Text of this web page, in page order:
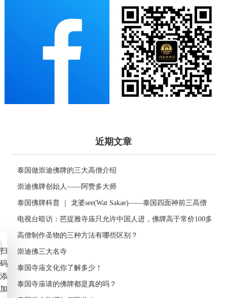
近期文章
泰国做崇迪佛牌的三大高僧介绍
崇迪佛牌创始人——阿赞多大师
泰国佛牌科普 ｜ 龙婆see(Wat Sakae)——泰国四面神前三高僧
电视台暗访：芭提雅寺庙只允许中国人进，佛牌高于常价100多
倍！
高僧制作圣物的三种方法有哪些区别？
崇迪佛三大名寺
泰国寺庙文化你了解多少！
泰国寺庙请的佛牌都是真的吗？
扫
码
添
加